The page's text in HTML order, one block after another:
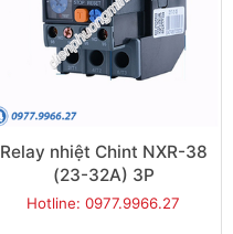
Relay nhiệt Chint NXR-38
(23-32A) 3P
Hotline: 0977.9966.27